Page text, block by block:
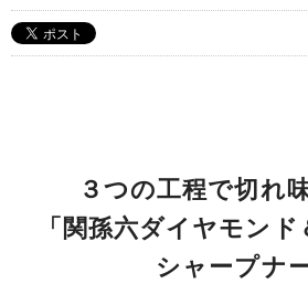
３つの工程で切れ
「関孫六ダイヤモン
シャープナー